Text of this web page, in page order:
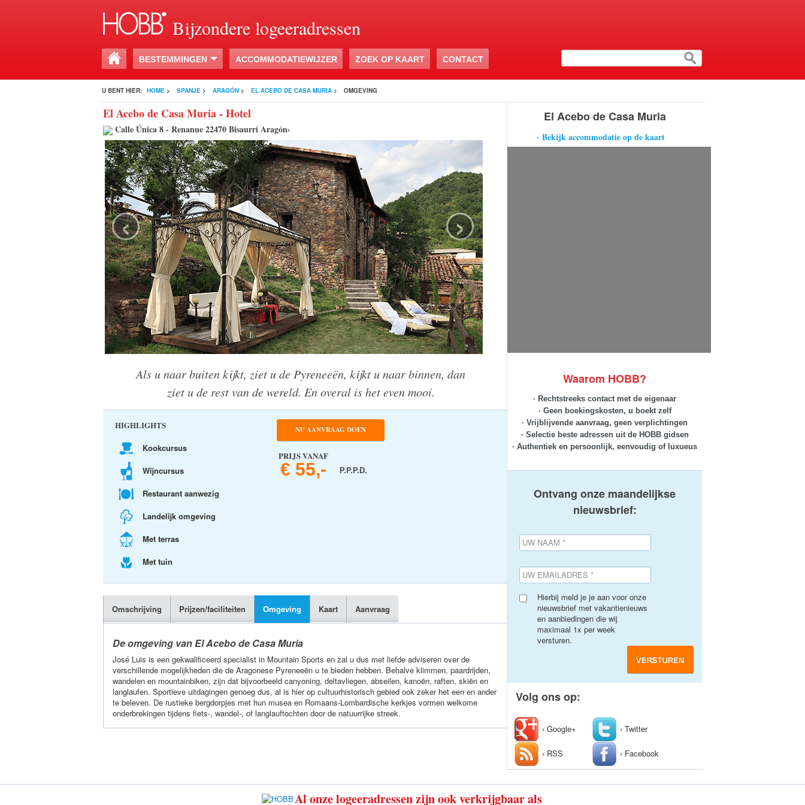
Bijzondere logeeradressen
BESTEMMINGEN ACCOMMODATIEWIJZER ZOEK OP KAART CONTACT
U BENT HIER: HOME > SPANJE > ARAGÓN > EL ACEBO DE CASA MURIA > OMGEVING
El Acebo de Casa Muria - Hotel
Calle Única 8 - Renanue 22470 Bisaurri Aragón›
‹ ›
Als u naar buiten kijkt, ziet u de Pyreneeën, kijkt u naar binnen, dan
ziet u de rest van de wereld. En overal is het even mooi.
HIGHLIGHTS
Kookcursus
Wijncursus
Restaurant aanwezig
Landelijk omgeving
Met terras
Met tuin
NU AANVRAAG DOEN
PRIJS VANAF
€ 55,- P.P.P.D.
Omschrijving Prijzen/faciliteiten Omgeving Kaart Aanvraag
De omgeving van El Acebo de Casa Muria
José Luis is een gekwalificeerd specialist in Mountain Sports en zal u dus met liefde adviseren over de
verschillende mogelijkheden die de Aragonese Pyreneeën u te bieden hebben. Behalve klimmen, paardrijden,
wandelen en mountainbiken, zijn dat bijvoorbeeld canyoning, deltavliegen, abseilen, kanoën, raften, skiën en
langlaufen. Sportieve uitdagingen genoeg dus, al is hier op cultuurhistorisch gebied ook zeker het een en ander
te beleven. De rustieke bergdorpjes met hun musea en Romaans-Lombardische kerkjes vormen welkome
onderbrekingen tijdens fiets-, wandel-, of langlauftochten door de natuurrijke streek.
El Acebo de Casa Muria
› Bekijk accommodatie op de kaart
Waarom HOBB?
· Rechtstreeks contact met de eigenaar
· Geen boekingskosten, u boekt zelf
· Vrijblijvende aanvraag, geen verplichtingen
· Selectie beste adressen uit de HOBB gidsen
· Authentiek en persoonlijk, eenvoudig of luxueus
Ontvang onze maandelijkse
nieuwsbrief:
Hierbij meld je je aan voor onze
nieuwsbrief met vakantienieuws
en aanbiedingen die wij
maximaal 1x per week
versturen.
Volg ons op:
› Google+ › Twitter
› RSS › Facebook
Al onze logeeradressen zijn ook verkrijgbaar als